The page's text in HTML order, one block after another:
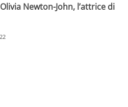
Newton-John, l’attrice di